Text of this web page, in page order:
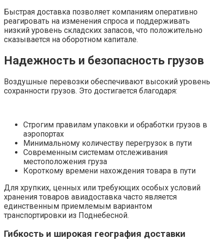
Быстрая доставка позволяет компаниям оперативно
реагировать на изменения спроса и поддерживать
низкий уровень складских запасов, что положительно
сказывается на оборотном капитале.
Надежность и безопасность грузов
Воздушные перевозки обеспечивают высокий уровень
сохранности грузов. Это достигается благодаря:
Строгим правилам упаковки и обработки грузов в
аэропортах
Минимальному количеству перегрузок в пути
Современным системам отслеживания
местоположения груза
Короткому времени нахождения товара в пути
Для хрупких, ценных или требующих особых условий
хранения товаров авиадоставка часто является
единственным приемлемым вариантом
транспортировки из Поднебесной.
Гибкость и широкая география доставки